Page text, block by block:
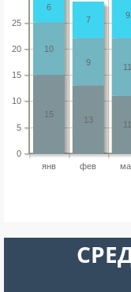
янв фев
0
5
10
15
20
25
11
13
15
11
9
10
9
7
6